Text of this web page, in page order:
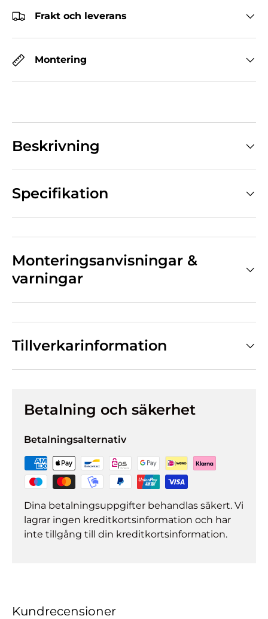
Frakt och leverans
Montering
Beskrivning
Specifikation
Monteringsanvisningar &
varningar
Tillverkarinformation
Betalning och säkerhet
Betalningsalternativ
Dina betalningsuppgifter behandlas säkert. Vi
lagrar ingen kreditkortsinformation och har
inte tillgång till din kreditkortsinformation.
Kundrecensioner